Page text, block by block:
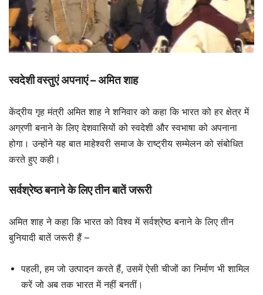
स्वदेशी वस्तुएं अपनाएं –अमित शाह
केंद्रीय गृह मंत्री अमित शाह ने शनिवार को कहा कि भारत को हर क्षेत्र में
अग्रणी बनाने के लिए देशवासियों को स्वदेशी और स्वभाषा को अपनाना
होगा। उन्होंने यह बात माहेश्वरी समाज के राष्ट्रीय सम्मेलन को संबोधित
करते हुए कही।
सर्वश्रेष्ठ बनाने के लिए तीन बातें जरूरी
अमित शाह ने कहा कि भारत को विश्व में सर्वश्रेष्ठ बनाने के लिए तीन
बुनियादी बातें जरूरी हैं –
पहली, हम जो उत्पादन करते हैं, उसमें ऐसी चीजों का निर्माण भी शामिल
करें जो अब तक भारत में नहीं बनतीं।